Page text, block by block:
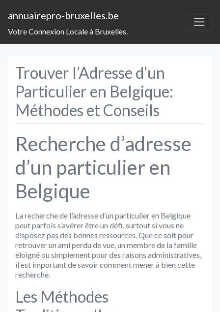
annuairepro-bruxelles.be
Votre Connexion Locale à Bruxelles.
Trouver l’Adresse d’un
Particulier en Belgique:
Méthodes et Conseils
Recherche d’adresse
d’un particulier en
Belgique
La recherche de l’adresse d’un particulier en Belgique
peut parfois s’avérer être un défi, surtout si vous ne
disposez pas des bonnes ressources. Que ce soit pour
retrouver un ami perdu de vue, un membre de la famille
éloigné ou simplement pour des raisons administratives,
il est important de savoir comment mener à bien cette
recherche.
Les Méthodes